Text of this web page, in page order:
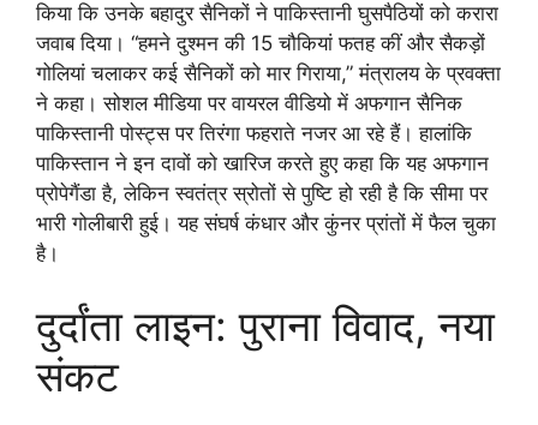
किया कि उनके बहादुर सैनिकों ने पाकिस्तानी घुसपैठियों को करारा
जवाब दिया। “हमने दुश्मन की 15 चौकियां फतह कीं और सैकड़ों
गोलियां चलाकर कई सैनिकों को मार गिराया,” मंत्रालय के प्रवक्ता
ने कहा। सोशल मीडिया पर वायरल वीडियो में अफगान सैनिक
पाकिस्तानी पोस्ट्स पर तिरंगा फहराते नजर आ रहे हैं। हालांकि
पाकिस्तान ने इन दावों को खारिज करते हुए कहा कि यह अफगान
प्रोपेगैंडा है, लेकिन स्वतंत्र स्रोतों से पुष्टि हो रही है कि सीमा पर
भारी गोलीबारी हुई। यह संघर्ष कंधार और कुंनर प्रांतों में फैल चुका
है।
दुर्दांता लाइन: पुराना विवाद, नया
संकट